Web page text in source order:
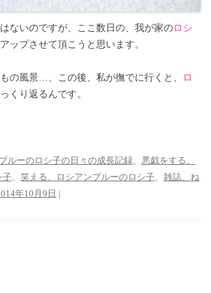
ないのですが、ここ数日の、我が家のロシ
ップさせて頂こうと思います。
の風景…、この後、私が撫でに行くと、
ロ
くり返るんです。
ルーのロシ子の日々の成長記録、 悪戯をする、
子、 笑える、ロシアンブルーのロシ子、 雑誌、ね
年10月9日 |